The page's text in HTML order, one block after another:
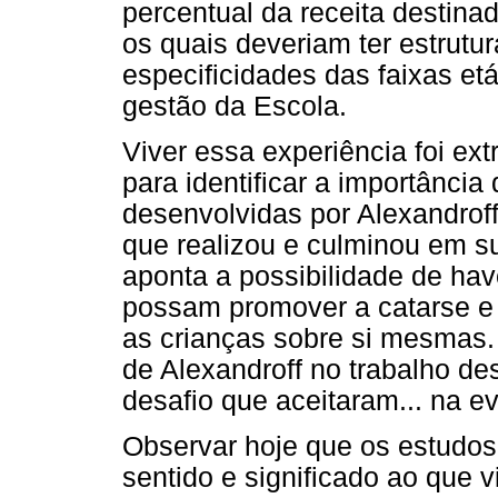
percentual da receita
os quais deveriam ter
especificidades das faixas
gestão da Escola.
Viver essa experiência foi
para identificar a
desenvolvidas por
que realizou e culminou em
aponta a possibilidade de
possam promover a catarse
as crianças sobre si
de Alexandroff no trabalho
desafio que aceitaram... na
Observar hoje que os
sentido e significado ao que